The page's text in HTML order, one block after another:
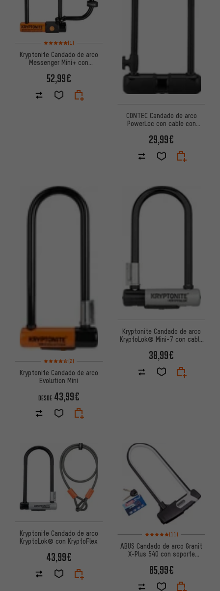
Valoración media: 5 de 5 basada en 1 reseñas
(1)
Kryptonite Candado de arco
Messenger Mini+ con
rueda
52,99€
CONTEC Candado de arco
PowerLoc con cable con
29,99€
Valoración media: 4,5 de 5 basada en 2 reseñas
(2)
Kryptonite Candado de arco
Evolution Mini
DESDE 43,99€
Kryptonite Candado de arco
KryptoLok® Mini-7 con cable
38,99€
Kryptonite Candado de arco
KryptoLok® con KryptoFlex
43,99€
Valoración media: 5 de 5
(11)
ABUS Candado de arco Granit
X-Plus 540 con soporte
85,99€